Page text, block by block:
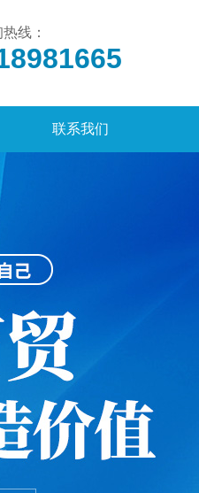
线：
联系我们